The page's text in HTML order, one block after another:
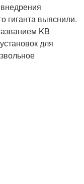
гиганта выяснили.
KB
для